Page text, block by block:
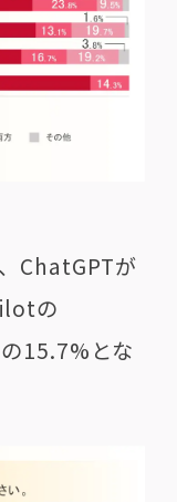
ChatGPTが
の
15.7%とな